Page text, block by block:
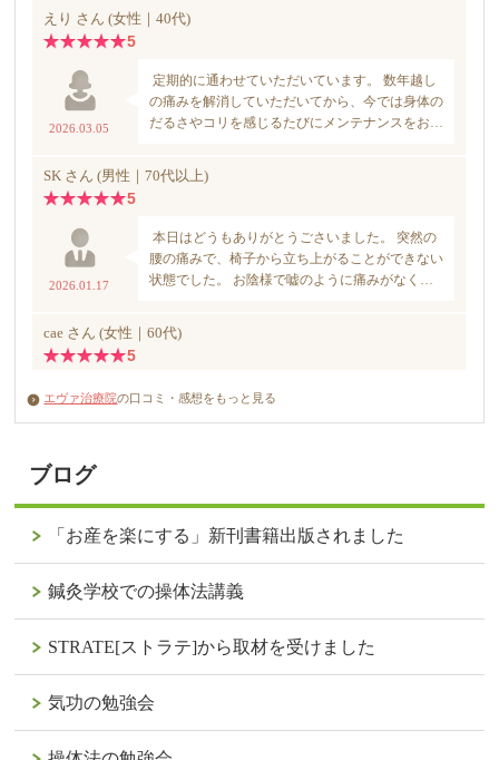
エヴァ治療院の口コミ・感想をもっと見る
ブログ
「お産を楽にする」新刊書籍出版されました
鍼灸学校での操体法講義
STRATE[ストラテ]から取材を受けました
気功の勉強会